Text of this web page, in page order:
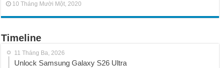
10 Tháng Mười Một, 2020
Timeline
11 Tháng Ba, 2026
Unlock Samsung Galaxy S26 Ultra